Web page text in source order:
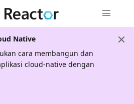
Native
cara membangun dan
cloud-native dengan